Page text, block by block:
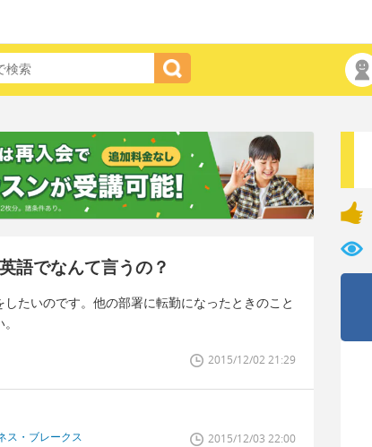
語でなんて言うの？
たいのです。他の部署に転勤になったときのこと
2015/12/02 21:29
ス・ブレークス
2015/12/03 22:00